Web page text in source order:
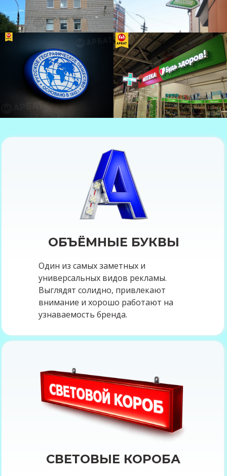
СВЕТОВЫЕ КОРОБА
ОБЪЁМНЫЕ БУКВЫ
Один из самых заметных и
универсальных видов рекламы.
Выглядят солидно, привлекают
внимание и хорошо работают на
узнаваемость бренда.